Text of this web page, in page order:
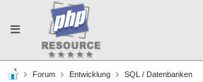
Toggle
Forum Entwicklung SQL / Datenbanken